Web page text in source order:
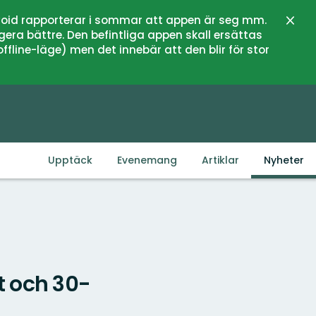
rapporterar i sommar att appen är seg mm.
bättre. Den befintliga appen skall ersättas
läge) men det innebär att den blir för stor
Upptäck Evenemang Artiklar Nyheter
och 30-